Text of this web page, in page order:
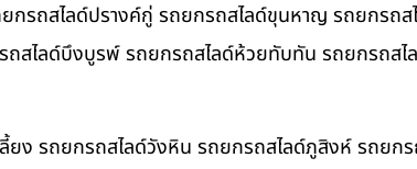
กรถสไลด์ปรางค์กู่ รถยกรถสไลด์ขุนหาญ รถยกรถส
สไลด์บึงบูรพ์ รถยกรถสไลด์ห้วยทับทัน รถยกรถสไ
ยง รถยกรถสไลด์วังหิน รถยกรถสไลด์ภูสิงห์ รถยก